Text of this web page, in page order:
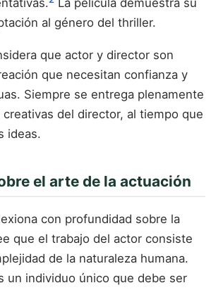
La película demuestra su
al género del thriller.
que actor y director son
que necesitan confianza y
Siempre se entrega plenamente
creativas del director, al tiempo que
ideas.
el arte de la actuación
con profundidad sobre la
que el trabajo del actor consiste
de la naturaleza humana.
un individuo único que debe ser